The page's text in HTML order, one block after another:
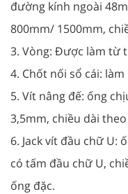
đường kính ngoài
800mm/ 1500mm,
3. Vòng: Được làm từ
4. Chốt nối sổ cái:
5. Vít nâng đế: ống
3,5mm, chiều dài
6. Jack vít đầu chữ U:
có tấm đầu chữ U,
ống đặc.